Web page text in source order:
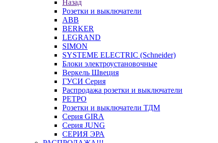
Назад
Розетки и выключатели
ABB
BERKER
LEGRAND
SIMON
SYSTEME ELECTRIC (Schneider)
Блоки электроустановочные
Веркель Швеция
ГУСИ Серия
Распродажа розетки и выключатели
РЕТРО
Розетки и выключатели ТДМ
Серия GIRA
Серия JUNG
СЕРИЯ ЭРА